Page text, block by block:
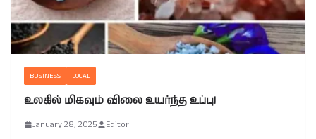
BUSINESS LOCAL
உலகில் மிகவும் விலை உயர்ந்த உப்பு!
January 28, 2025 Editor